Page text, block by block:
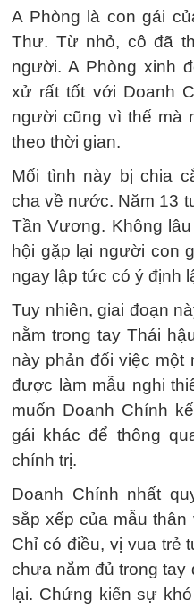
A Phòng là con gái
Thư. Từ nhỏ, cô đã
người. A Phòng xinh
xử rất tốt với Doanh
người cũng vì thế mà
theo thời gian.
Mối tình này bị chia
cha về nước. Năm 13
Tần Vương. Không
hội gặp lại người con
ngay lập tức có ý định
Tuy nhiên, giai đoạn
nằm trong tay Thái
này phản đối việc
được làm mẫu nghi
muốn Doanh Chính
gái khác để thông
chính trị.
Doanh Chính nhất
sắp xếp của mẫu
Chỉ có điều, vị vua trẻ
chưa nắm đủ trong tay
lại. Chứng kiến sự